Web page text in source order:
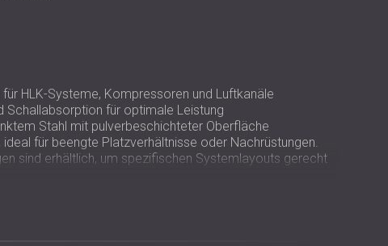
HLK-Systeme, Kompressoren und Luftkanäle
Schallabsorption für optimale Leistung
Stahl mit pulverbeschichteter Oberfläche
für beengte Platzverhältnisse oder Nachrüstungen.
sind erhältlich, um spezifischen Systemlayouts gerecht